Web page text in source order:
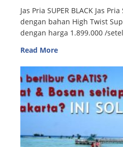
Jas Pria SUPER BLACK Jas
dengan bahan High Twist
dengan harga 1.899.000 /
Read More